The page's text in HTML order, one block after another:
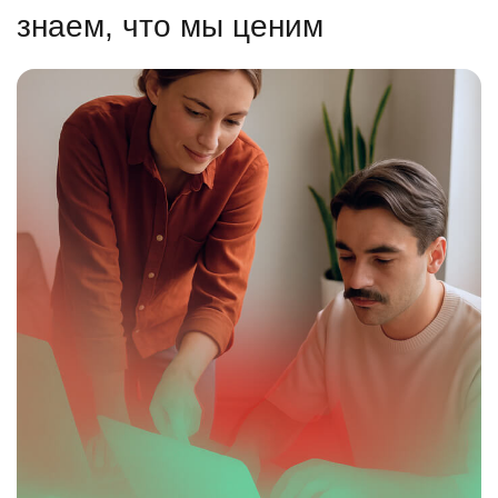
знаем, что мы ценим